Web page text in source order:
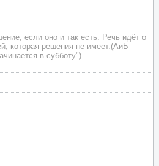
если оно и так есть. Речь идёт о
которая решения не имеет.(АиБ
в субботу")